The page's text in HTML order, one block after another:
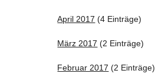
April 2017 (4 Einträge)
März 2017 (2 Einträge)
Februar 2017 (2 Einträge)